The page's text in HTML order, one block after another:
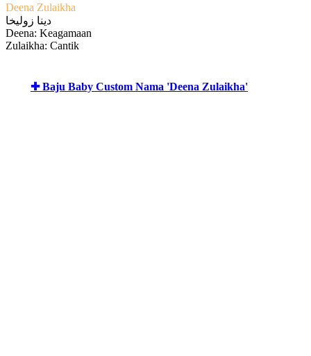
Deena Zulaikha
دينا زوليخا
Deena: Keagamaan
Zulaikha: Cantik
✚ Baju Baby Custom Nama 'Deena Zulaikha'